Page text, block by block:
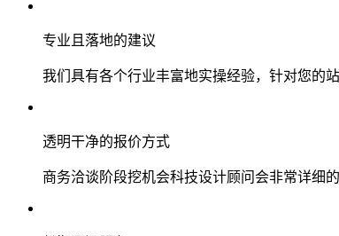
专业且落地的建议
我们具有各个行业丰富地实操经验，针对您的
透明干净的报价方式
商务洽谈阶段挖机会科技设计顾问会非常详细